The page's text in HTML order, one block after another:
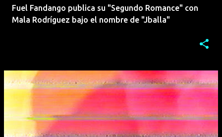
Fuel Fandango publica su "Segundo Romance" con
Mala Rodríguez bajo el nombre de "Jballa"